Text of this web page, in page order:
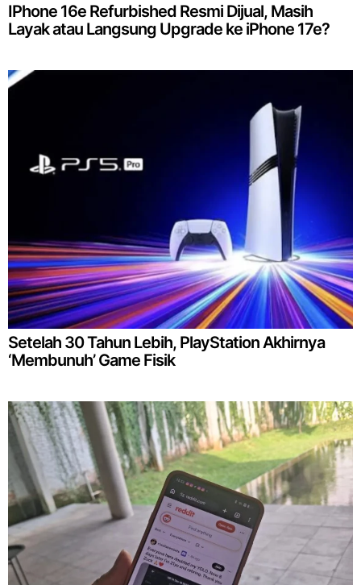
IPhone 16e Refurbished Resmi Dijual, Masih
Layak atau Langsung Upgrade ke iPhone 17e?
Setelah 30 Tahun Lebih, PlayStation Akhirnya
‘Membunuh’ Game Fisik